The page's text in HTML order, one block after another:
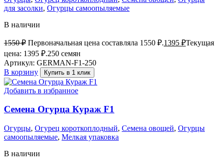
для засолки, Огурцы самоопыляемые
В наличии
1550₽ Первоначальная цена составляла 1550 ₽.1395 ₽Текущая
цена: 1395 ₽.250 семян
Артикул: GERMAN-F1-250
В корзину
Купить в 1 клик
Добавить в избранное
Семена Огурца Кураж F1
Огурцы, Огурец короткоплодный, Семена овощей, Огурцы
самоопыляемые, Мелкая упаковка
В наличии